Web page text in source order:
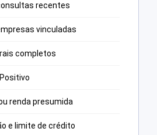
recentes
vinculadas
completos
renda presumida
e limite de crédito